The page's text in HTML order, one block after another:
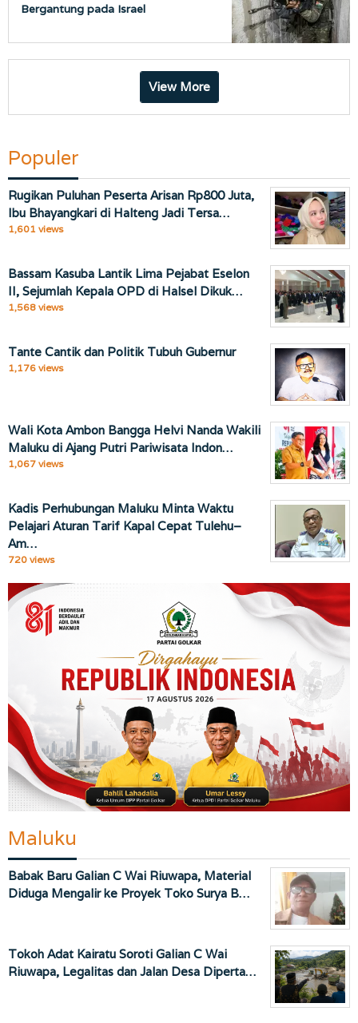
Bergantung pada Israel
View More
Populer
Rugikan Puluhan Peserta Arisan Rp800 Juta,
Ibu Bhayangkari di Halteng Jadi Tersa…
1,601 views
Bassam Kasuba Lantik Lima Pejabat Eselon
II, Sejumlah Kepala OPD di Halsel Dikuk…
1,568 views
Tante Cantik dan Politik Tubuh Gubernur
1,176 views
Wali Kota Ambon Bangga Helvi Nanda Wakili
Maluku di Ajang Putri Pariwisata Indon…
1,067 views
Kadis Perhubungan Maluku Minta Waktu
Pelajari Aturan Tarif Kapal Cepat Tulehu–
Am…
720 views
Maluku
Babak Baru Galian C Wai Riuwapa, Material
Diduga Mengalir ke Proyek Toko Surya B…
Tokoh Adat Kairatu Soroti Galian C Wai
Riuwapa, Legalitas dan Jalan Desa Diperta…